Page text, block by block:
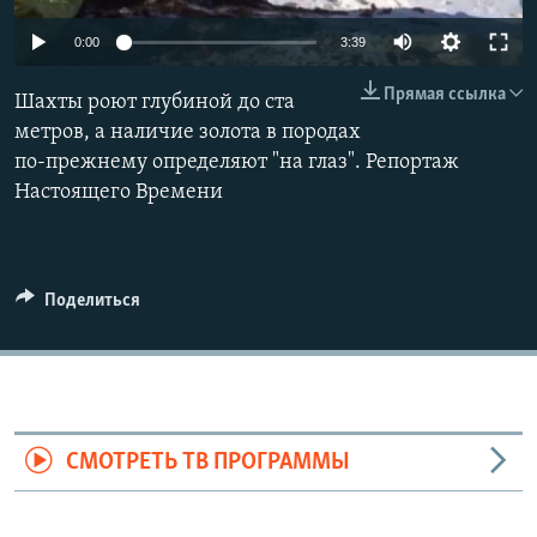
0:00 3:39
Прямая ссылка
Шахты роют глубиной до ста
метров, а наличие золота в породах
по-прежнему определяют "на глаз". Репортаж
Настоящего Времени
Поделиться
СМОТРЕТЬ ТВ ПРОГРАММЫ